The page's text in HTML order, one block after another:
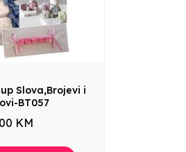
Slova,Brojevi i
BT057
KM